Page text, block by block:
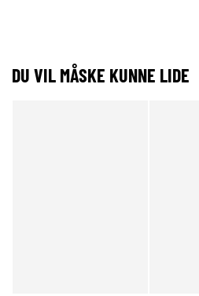
DU VIL MÅSKE KUNNE LIDE